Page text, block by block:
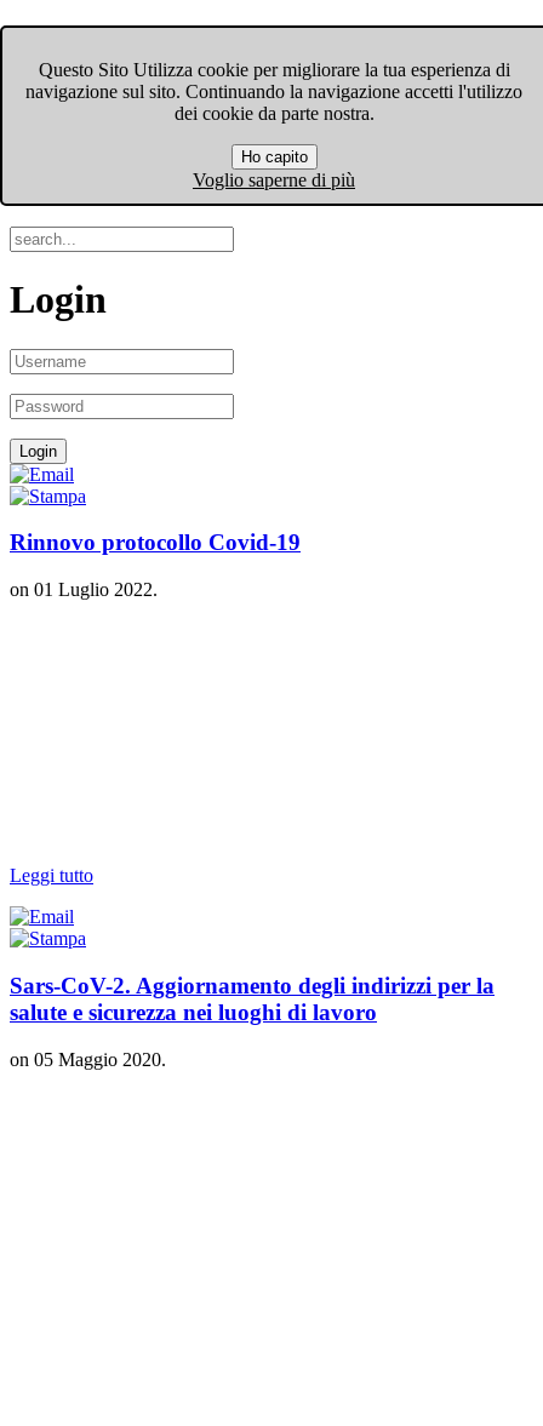
Questo Sito Utilizza cookie per migliorare la tua esperienza di
navigazione sul sito. Continuando la navigazione accetti l'utilizzo
dei cookie da parte nostra.
Ho capito
Voglio saperne di più
Menu
Login
Rinnovo protocollo Covid-19
on 01 Luglio 2022.
Leggi tutto
Sars-CoV-2. Aggiornamento degli indirizzi per la
salute e sicurezza nei luoghi di lavoro
on 05 Maggio 2020.